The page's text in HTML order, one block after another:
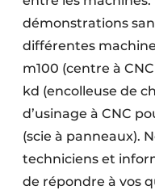
démonstrations
différentes
m100 (centre à
kd (encolleuse de
d’usinage à CNC
(scie à panneaux).
techniciens et
de répondre à vos